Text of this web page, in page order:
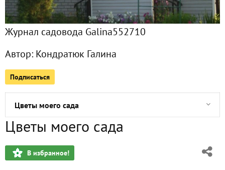
Журнал садовода Galina552710
Автор: Кондратюк Галина
Подписаться
Ландшафтный дизайн своими руками. Хвойные растения.
Ландшафтный дизайн своими руками. Хвойные
Ландшафтный дизайн своими руками. Хвойные
Урожай июля. Подводим итоги июля
Цветы моего сада
Очень простой рецепт
Июльские зарисовки
Цветы моего сада
В избранное!